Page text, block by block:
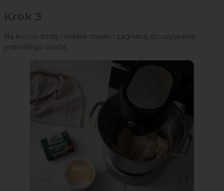
Na końcu dodaj miękkie masło i zagniataj do uzyskania
jednolitego ciasta.